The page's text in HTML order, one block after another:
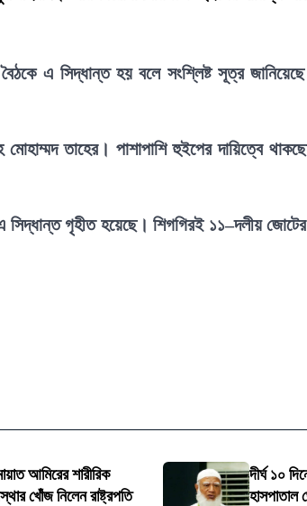
এ সিদ্ধান্ত হয় বলে সংশ্লিষ্ট সূত্র
তাহের। পাশাপাশি হুইপের দায়িত্বে
সিদ্ধান্ত গৃহীত হয়েছে। শিগগিরই ১১–দলীয়
আমিরের শারীরিক
খোঁজ নিলেন রাষ্ট্রপতি
দীর্ঘ ১০
হাসপাতাল